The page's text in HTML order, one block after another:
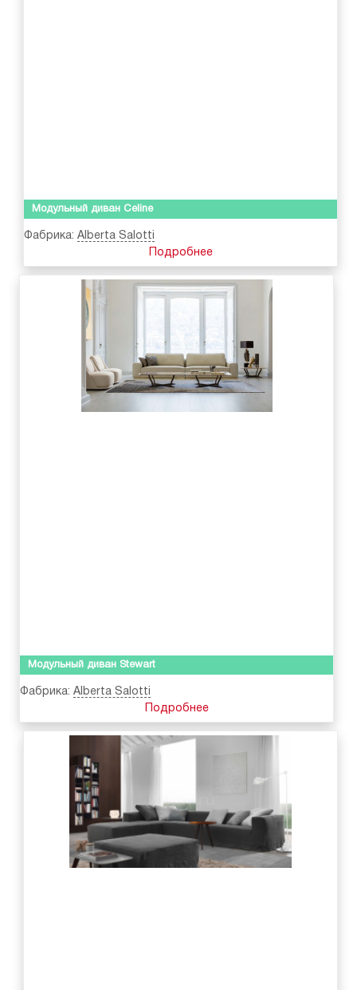
Модульный диван Celine
Фабрика: Alberta Salotti
Подробнее
Модульный диван Stewart
Фабрика: Alberta Salotti
Подробнее